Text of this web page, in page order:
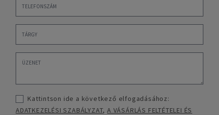
Kattintson ide a következő elfogadásához:
ADATKEZELÉSI SZABÁLYZAT,A VÁSÁRLÁS FELTÉTELEI ÉS